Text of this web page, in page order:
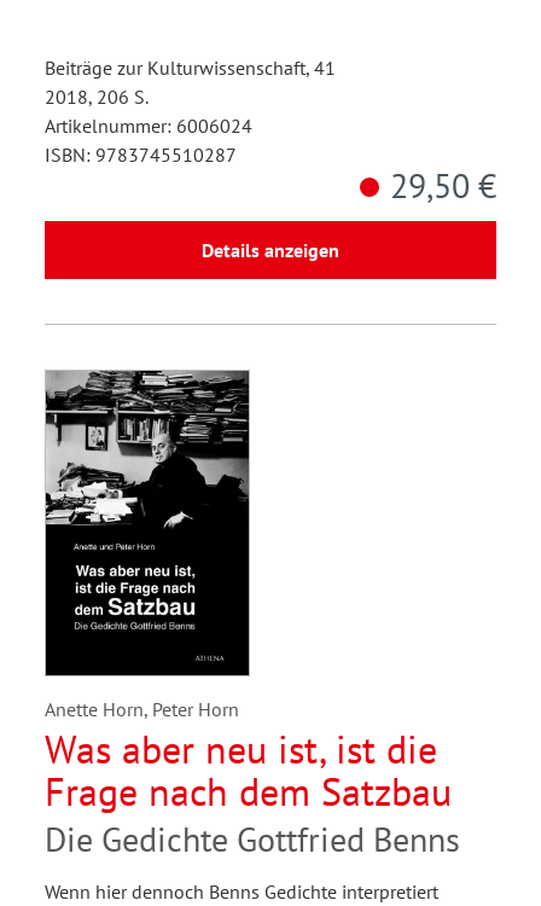
Beiträge zur Kulturwissenschaft, 41
2018, 206 S.
Artikelnummer: 6006024
ISBN: 9783745510287
29,50 €
Details anzeigen
Anette Horn, Peter Horn
Was aber neu ist, ist die
Frage nach dem Satzbau
Die Gedichte Gottfried Benns
Wenn hier dennoch Benns Gedichte interpretiert